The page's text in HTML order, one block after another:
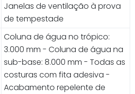
Janelas de ventilação à prova
de tempestade
Coluna de água no trópico:
3.000 mm - Coluna de água na
sub-base: 8.000 mm - Todas as
costuras com fita adesiva -
Acabamento repelente de